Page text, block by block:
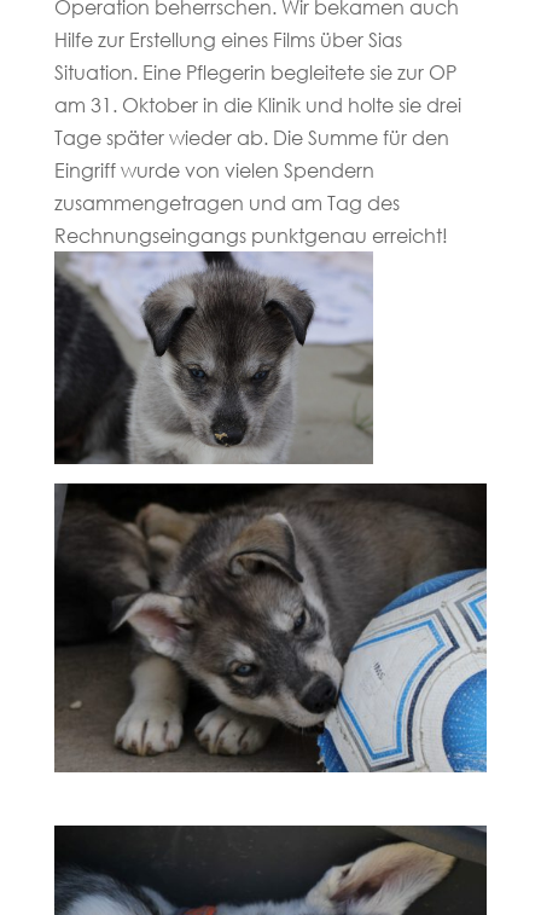
Operation beherrschen. Wir bekamen auch
Hilfe zur Erstellung eines Films über Sias
Situation. Eine Pflegerin begleitete sie zur OP
am 31. Oktober in die Klinik und holte sie drei
Tage später wieder ab. Die Summe für den
Eingriff wurde von vielen Spendern
zusammengetragen und am Tag des
Rechnungseingangs punktgenau erreicht!